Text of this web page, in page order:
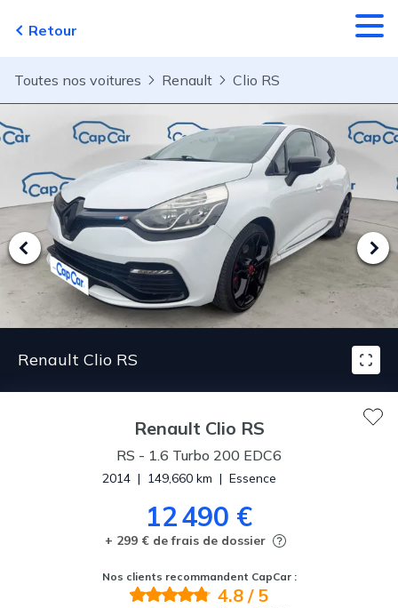
Retour
Toutes nos voitures Renault Clio RS
Renault Clio RS
Renault Clio RS
RS - 1.6 Turbo 200 EDC6
2014 | 149,660km | Essence
12 490 €
+ 299 € de frais de dossier
Nos clients recommandent CapCar :
4.8/ 5